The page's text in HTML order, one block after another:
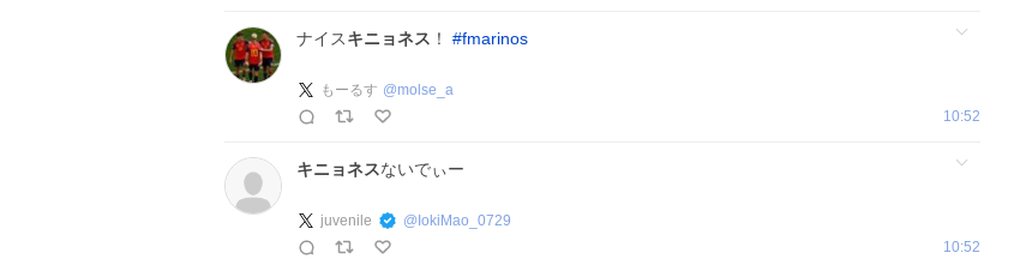
ナイスキニョネス ！ #fmarinos
もーるす @molse_a
10:52
キニョネスないでぃー
juvenile @ IokiMao_0729
10:52